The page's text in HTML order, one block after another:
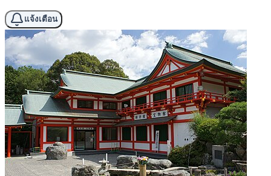
แจ้งเตือน